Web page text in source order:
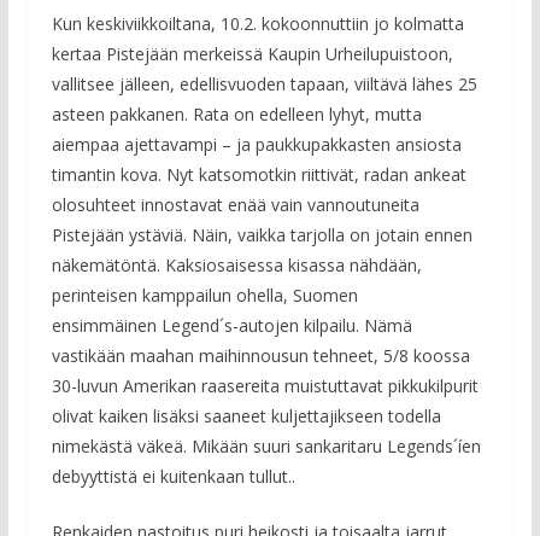
Kun keskiviikkoiltana, 10.2. kokoonnuttiin jo kolmatta
kertaa Pistejään merkeissä Kaupin Urheilupuistoon,
vallitsee jälleen, edellisvuoden tapaan, viiltävä lähes 25
asteen pakkanen. Rata on edelleen lyhyt, mutta
aiempaa ajettavampi – ja paukkupakkasten ansiosta
timantin kova. Nyt katsomotkin riittivät, radan ankeat
olosuhteet innostavat enää vain vannoutuneita
Pistejään ystäviä. Näin, vaikka tarjolla on jotain ennen
näkemätöntä. Kaksiosaisessa kisassa nähdään,
perinteisen kamppailun ohella, Suomen
ensimmäinen Legend´s-autojen kilpailu. Nämä
vastikään maahan maihinnousun tehneet, 5/8 koossa
30-luvun Amerikan raasereita muistuttavat pikkukilpurit
olivat kaiken lisäksi saaneet kuljettajikseen todella
nimekästä väkeä. Mikään suuri sankaritaru Legends´íen
debyyttistä ei kuitenkaan tullut..